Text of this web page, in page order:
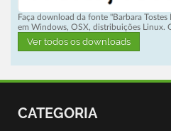
Faça download da fonte "Barbara Tostes
em Windows, OSX, distribuições Linux.
Ver todos os downloads
CATEGORIA